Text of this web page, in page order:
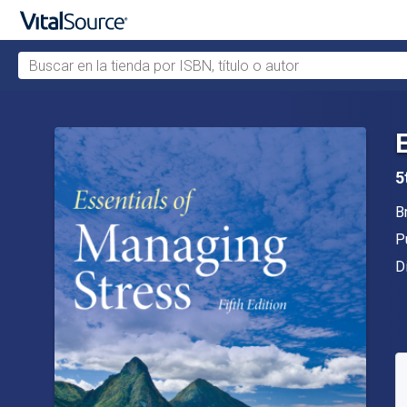
Buscar en la tienda por ISBN, título o autor